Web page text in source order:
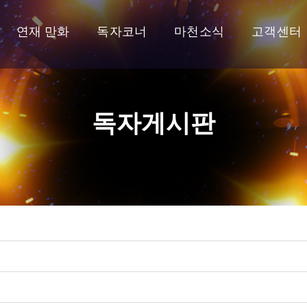
연재 만화 독자코너 마천소식 고객센터
독자게시판